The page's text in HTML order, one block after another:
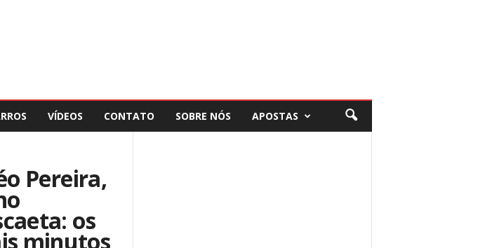
VÍDEOS CONTATO SOBRE NÓS APOSTAS
Pereira,
os
minutos